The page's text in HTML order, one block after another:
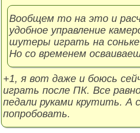
Вообщем то на это и
удобное управление
шутеры играть на
Но со временем
+1, я вот даже и боюсь
играть после ПК. Все
педали руками крутить.
попробовать.